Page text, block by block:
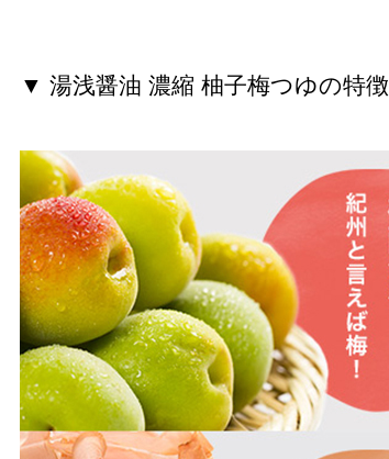
▼ 湯浅醤油 濃縮 柚子梅つゆの特徴